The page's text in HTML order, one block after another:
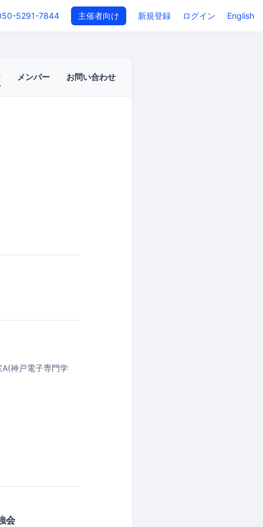
5291-7844 主催者向け 新規登録 ログイン English
メンバー お問い合わせ
神戸電子専門学
会